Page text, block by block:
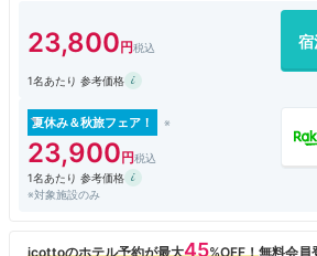
アフタヌーンティー、カクテルタイム、朝食…と
がとても美味しかったです。
とくに、朝からボリュームのあるフィレステー
部屋からは、前日泊まったインターコンチネン
大観覧車や海、みなとみらいのキラキラした夜
見飽きずに眺めていました。
をひと回りする無料のアトラクションも楽しめま
23,800 宿
1名あたり 参考価格
夏休み＆秋旅フェア！
23,900
1名あたり 参考価格
※対象施設のみ